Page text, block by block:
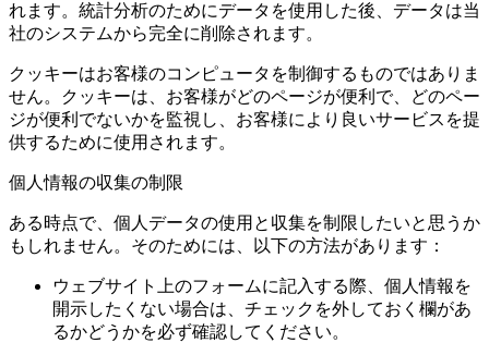
れます。統計分析のためにデータを使用した後、データは当
社のシステムから完全に削除されます。
クッキーはお客様のコンピュータを制御するものではありま
せん。クッキーは、お客様がどのページが便利で、どのペー
ジが便利でないかを監視し、お客様により良いサービスを提
供するために使用されます。
個人情報の収集の制限
ある時点で、個人データの使用と収集を制限したいと思うか
もしれません。そのためには、以下の方法があります：
ウェブサイト上のフォームに記入する際、個人情報を
開示したくない場合は、チェックを外しておく欄があ
るかどうかを必ず確認してください。